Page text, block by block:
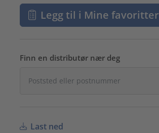
Legg til i Mine favoritter
Finn en distributør nær deg
Last ned